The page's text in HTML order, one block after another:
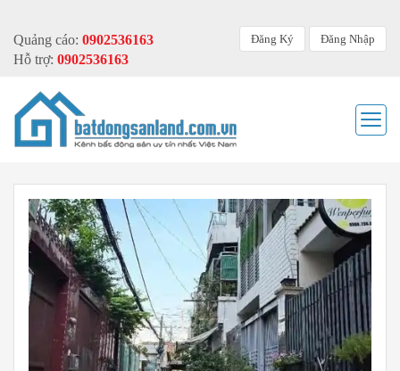
Quảng cáo: 0902536163
Hỗ trợ: 0902536163
Đăng Ký Đăng Nhập